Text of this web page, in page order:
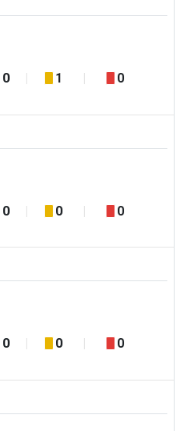
0 1 0
0 0 0
0 0 0